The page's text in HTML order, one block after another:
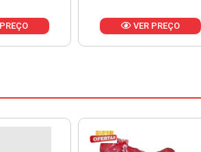
VER PREÇO